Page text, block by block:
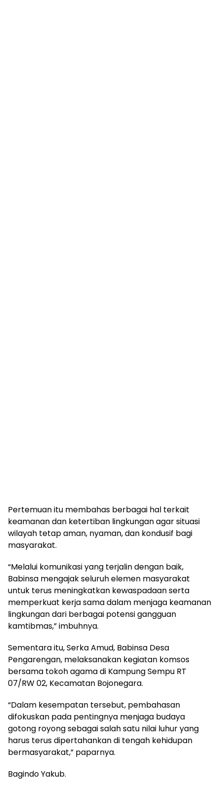
Pertemuan itu membahas berbagai hal terkait
keamanan dan ketertiban lingkungan agar situasi
wilayah tetap aman, nyaman, dan kondusif bagi
masyarakat.
“Melalui komunikasi yang terjalin dengan baik,
Babinsa mengajak seluruh elemen masyarakat
untuk terus meningkatkan kewaspadaan serta
memperkuat kerja sama dalam menjaga keamanan
lingkungan dari berbagai potensi gangguan
kamtibmas,” imbuhnya.
Sementara itu, Serka Amud, Babinsa Desa
Pengarengan, melaksanakan kegiatan komsos
bersama tokoh agama di Kampung Sempu RT
07/RW 02, Kecamatan Bojonegara.
“Dalam kesempatan tersebut, pembahasan
difokuskan pada pentingnya menjaga budaya
gotong royong sebagai salah satu nilai luhur yang
harus terus dipertahankan di tengah kehidupan
bermasyarakat,” paparnya.
Bagindo Yakub.